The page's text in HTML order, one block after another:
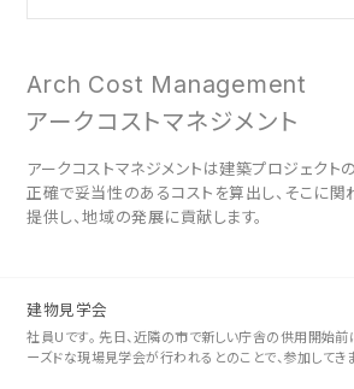
Arch Cost Management
アークコストマネジメント
アークコストマネジメントは建築プロジェクト
正確で妥当性のあるコストを算出し、そこに
提供し、地域の発展に貢献します。
建物見学会
社員Uです。 先日、近隣の市で新しい庁舎の供用開始
ーズドな現場見学会が行われるとのことで、参加してき